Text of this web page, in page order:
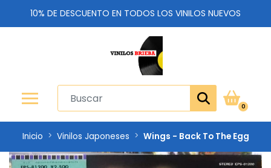
10% DE DESCUENTO EN TODOS LOS VINILOS NUEVOS
0
Inicio Vinilos Japoneses Wings - Back To The Egg